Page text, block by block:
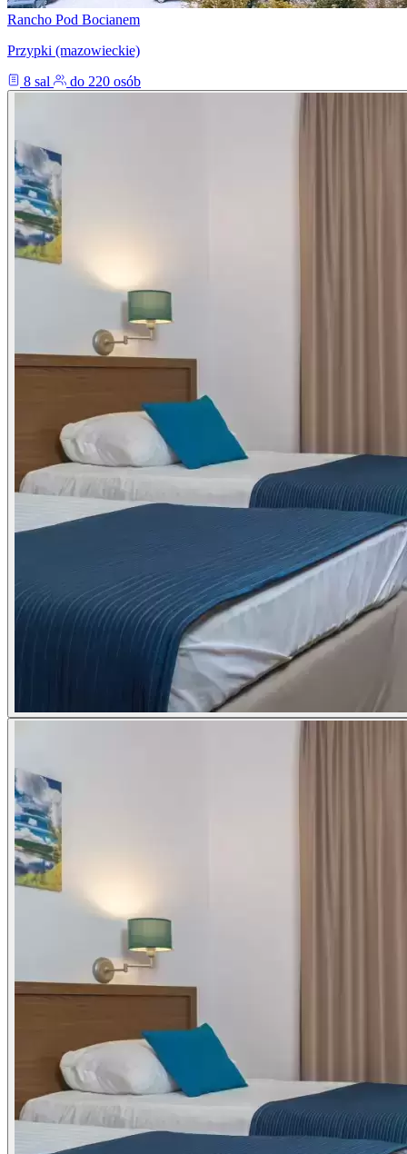
Rancho Pod Bocianem
Przypki (mazowieckie)
8 sal
do 220 osób